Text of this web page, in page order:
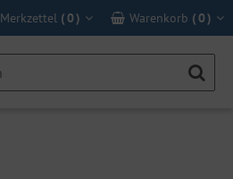
Warenkorb (0 )
Merkzettel (0 )